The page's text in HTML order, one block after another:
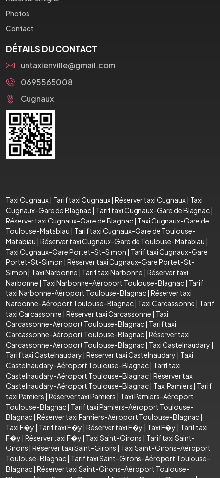
Photos
Contact
DÉTAILS DU CONTACT
untaxienville@gmail.com
0695565008
Cugnaux
Taxi Cugnaux| Tarif taxi Cugnaux| Réserver taxi Cugnaux| Taxi
Cugnaux-Gare de Blagnac| Tarif taxi Cugnaux-Gare de Blagnac|
Réserver taxi Cugnaux-Gare de Blagnac| Taxi Cugnaux-Gare de
Toulouse-Matabiau | Tarif taxi Cugnaux-Gare de Toulouse-
Matabiau | Réserver taxi Cugnaux-Gare de Toulouse-Matabiau |
Taxi Cugnaux-Gare Portet-St-Simon | Tarif taxi Cugnaux-Gare
Portet-St-Simon | Réserver taxi Cugnaux-Gare Portet-St-
Simon | Taxi Narbonne | Tarif taxi Narbonne | Réserver taxi
Narbonne | Taxi Narbonne-Aéroport Toulouse-Blagnac| Tarif
taxi Narbonne-Aéroport Toulouse-Blagnac| Réserver taxi
Narbonne-Aéroport Toulouse-Blagnac| Taxi Carcassonne | Tarif
taxi Carcassonne | Réserver taxi Carcassonne | Taxi
Carcassonne-Aéroport Toulouse-Blagnac| Tarif taxi
Carcassonne-Aéroport Toulouse-Blagnac| Réserver taxi
Carcassonne-Aéroport Toulouse-Blagnac| Taxi Castelnaudary |
Tarif taxi Castelnaudary | Réserver taxi Castelnaudary | Taxi
Castelnaudary-Aéroport Toulouse-Blagnac| Tarif taxi
Castelnaudary-Aéroport Toulouse-Blagnac| Réserver taxi
Castelnaudary-Aéroport Toulouse-Blagnac| Taxi Pamiers | Tarif
taxi Pamiers | Réserver taxi Pamiers | Taxi Pamiers-Aéroport
Toulouse-Blagnac| Tarif taxi Pamiers-Aéroport Toulouse-
Blagnac| Réserver taxi Pamiers-Aéroport Toulouse-Blagnac|
Taxi F�y | Tarif taxi F�y | Réserver taxi F�y | Taxi F�y | Tarif taxi
F�y | Réserver taxi F�y | Taxi Saint-Girons | Tarif taxi Saint-
Girons | Réserver taxi Saint-Girons | Taxi Saint-Girons-Aéroport
Toulouse-Blagnac| Tarif taxi Saint-Girons-Aéroport Toulouse-
Blagnac| Réserver taxi Saint-Girons-Aéroport Toulouse-